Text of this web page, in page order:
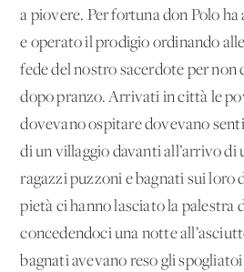
a piovere. Per fortuna don Polo
e operato il prodigio ordinando
fede del nostro sacerdote per
dopo pranzo. Arrivati in città le
dovevano ospitare dovevano
di un villaggio davanti all’arrivo di
ragazzi puzzoni e bagnati sui loro
pietà ci hanno lasciato la palestra
concedendoci una notte
bagnati avevano reso gli